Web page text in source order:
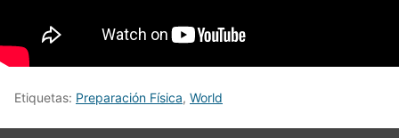
Etiquetas: Preparación Física, World